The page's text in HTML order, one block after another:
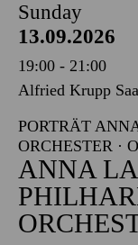
Sunday
13.09.2026
19:00 - 21:00
Alfried Krupp
PORTRÄT ANNA
RCHESTER ·
ANNA